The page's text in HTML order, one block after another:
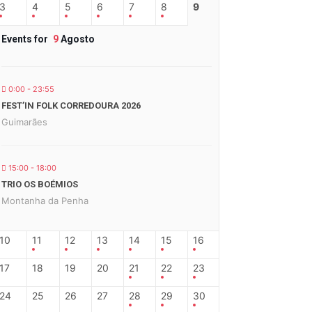
3 4 5 6 7 8 9
Events for 9Agosto
0:00 - 23:55
FEST’IN FOLK CORREDOURA 2026
Guimarães
15:00 - 18:00
TRIO OS BOÉMIOS
Montanha da Penha
10 11 12 13 14 15 16
17 18 19 20 21 22 23
24 25 26 27 28 29 30